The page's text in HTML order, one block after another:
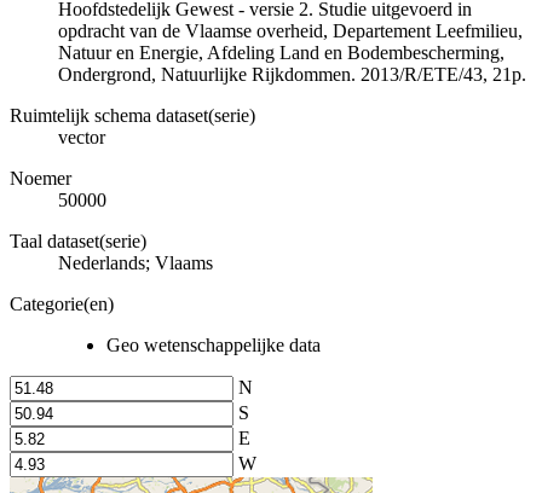
Hoofdstedelijk Gewest - versie 2. Studie uitgevoerd in
opdracht van de Vlaamse overheid, Departement Leefmilieu,
Natuur en Energie, Afdeling Land en Bodembescherming,
Ondergrond, Natuurlijke Rijkdommen. 2013/R/ETE/43, 21p.
Ruimtelijk schema dataset(serie)
vector
Noemer
50000
Taal dataset(serie)
Nederlands; Vlaams
Categorie(en)
Geo wetenschappelijke data
N
S
E
W